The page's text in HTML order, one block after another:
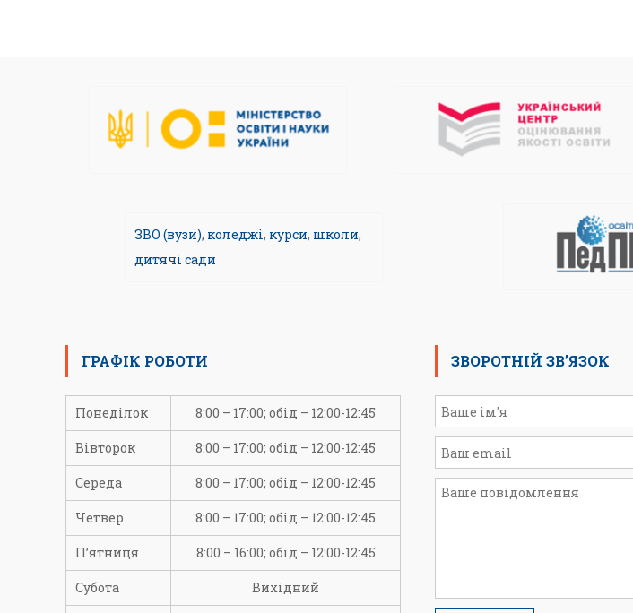
ЗВО (вузи), коледжі, курси, школи,
дитячі сади
ГРАФІК РОБОТИ
Понеділок 8:00 – 17:00; обід – 12:00-12:45
Вівторок 8:00 – 17:00; обід – 12:00-12:45
Середа 8:00 – 17:00; обід – 12:00-12:45
Четвер 8:00 – 17:00; обід – 12:00-12:45
П’ятниця 8:00 – 16:00; обід – 12:00-12:45
Субота Вихідний
ЗВОРОТНІЙ ЗВ’ЯЗОК